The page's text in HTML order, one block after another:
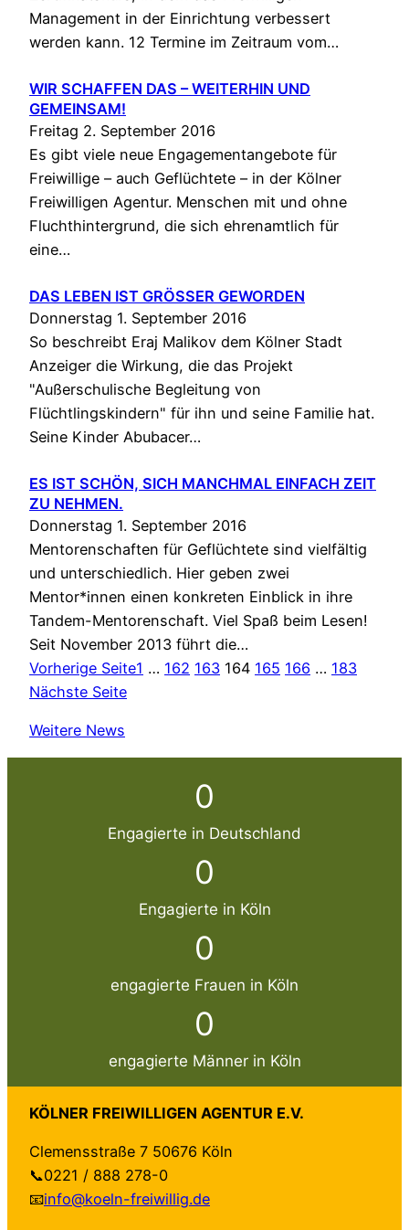
Management in der Einrichtung verbessert
werden kann. 12 Termine im Zeitraum vom…
WIR SCHAFFEN DAS – WEITERHIN UND
GEMEINSAM!
Freitag 2. September 2016
Es gibt viele neue Engagementangebote für
Freiwillige – auch Geflüchtete – in der Kölner
Freiwilligen Agentur. Menschen mit und ohne
Fluchthintergrund, die sich ehrenamtlich für
eine…
DAS LEBEN IST GRÖSSER GEWORDEN
Donnerstag 1. September 2016
So beschreibt Eraj Malikov dem Kölner Stadt
Anzeiger die Wirkung, die das Projekt
"Außerschulische Begleitung von
Flüchtlingskindern" für ihn und seine Familie hat.
Seine Kinder Abubacer…
ES IST SCHÖN, SICH MANCHMAL EINFACH ZEIT
ZU NEHMEN.
Donnerstag 1. September 2016
Mentorenschaften für Geflüchtete sind vielfältig
und unterschiedlich. Hier geben zwei
Mentor*innen einen konkreten Einblick in ihre
Tandem-Mentorenschaft. Viel Spaß beim Lesen!
Seit November 2013 führt die…
Vorherige Seite1 … 162 163 164 165 166 … 183
Nächste Seite
Weitere News
0
Engagierte in Deutschland
0
Engagierte in Köln
0
engagierte Frauen in Köln
0
engagierte Männer in Köln
KÖLNER FREIWILLIGEN AGENTUR E.V.
Clemensstraße 7 50676 Köln
📞0221 / 888 278-0
📧info@koeln-freiwillig.de